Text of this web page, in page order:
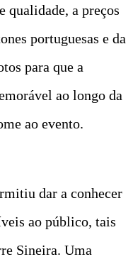
qualidade, a preços
portuguesas e da
para que a
ao longo da
ao evento.
dar a conhecer
ao público, tais
Sineira. Uma